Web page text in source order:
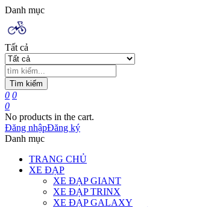
Danh mục
Tất cả
Tìm kiếm
0 0
0
No products in the cart.
Đăng nhậpĐăng ký
Danh mục
TRANG CHỦ
XE ĐẠP
XE ĐẠP GIANT
XE ĐẠP TRINX
XE ĐẠP GALAXY